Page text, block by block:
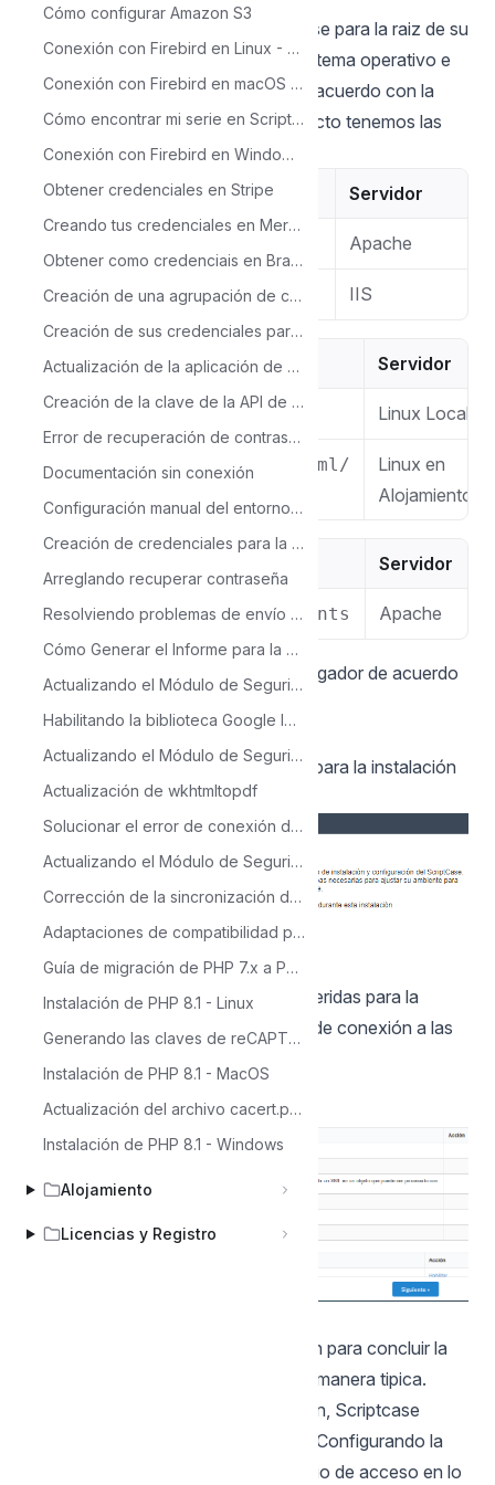
Cómo configurar Amazon S3
Conexión con Firebird en Linux - PHP 7.3
Conexión con Firebird en macOS - PHP 7.3
Cómo encontrar mi serie en Scriptcase
Conexión con Firebird en Windows - PHP 7.3
Obtener credenciales en Stripe
Creando tus credenciales en Mercado Pago
Obtener como credenciais en Braintree
Creación de una agrupación de campos
Creación de sus credenciales para la API de Google Sheets
Actualización de la aplicación de sincronización del módulo de seguridad
Creación de la clave de la API de Google Maps
Error de recuperación de contraseña del módulo de seguridad
Documentación sin conexión
Configuración manual del entorno PHP 8.1 - Windows IIS
Creación de credenciales para la API de Google Sheets
Arreglando recuperar contraseña
Resolviendo problemas de envío de correo electrónico con la macro sc_mail_send en Linux o Mac.
Cómo Generar el Informe para la Migración de PHP
Actualizando el Módulo de Seguridad para Soporte del Nuevo LDAP
Habilitando la biblioteca Google Identity Service
Actualizando el Módulo de Seguridad: cómo migrar del antiguo al nuevo
Actualización de wkhtmltopdf
Solucionar el error de conexión de Oracle: ORA-12154
Actualizando el Módulo de Seguridad para Soporte de Inicio de Sesión con Google
Corrección de la sincronización de aplicaciones en el módulo de seguridad
Adaptaciones de compatibilidad para PHP 8.2
Guía de migración de PHP 7.x a PHP 8.2
Instalación de PHP 8.1 - Linux
Generando las claves de reCAPTCHA
Instalación de PHP 8.1 - MacOS
Actualización del archivo cacert.pem en el entorno de Scriptcase
Instalación de PHP 8.1 - Windows
Alojamiento
Licencias y Registro
3 - Debes mover la carpeta scriptcase para la raiz de su
servidor web. De acuerdo con su sistema operativo e
instalación la ruta puede cambiar de acuerdo con la
configuración hecha. Pero, por defecto tenemos las
carpetas a continuación:
Windows
Servidor
Apache
C:\inetpub\wwwroot\ IIS
Linux Servidor
/var/www/html/ Linux Local
/home/$(whoami)/public_html/
Linux en
Alojamiento
Servidor
/Library/WebServer/Documents Apache
4 - Acceda al Scriptcase en su navegador de acuerdo
Por defecto lo idioma seleccionado para la instalación
es Español.
5 - Compruebe las extensiones requeridas para la
ejecución del Scriptcase y modulos de conexión a las
Compruebe los pasos a continuación para concluir la
instalación manual de Scriptcase de manera tipica.
NOTA: Al seleccionar esta instalación, Scriptcase
configurará su entorno por defecto. Configurando la
base de datos de instalación y usuario de acceso en lo